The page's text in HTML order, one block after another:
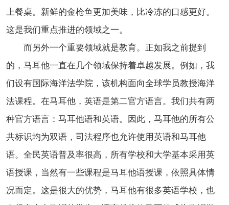
上餐桌。新鲜的金枪鱼更加美味，比冷冻的口感更好。
这是我们重点推进的领域之一。
而另外一个重要领域就是教育。正如我之前提到
的，马耳他一直在几个领域保持着卓越发展。例如，我
们设有国际海洋法学院，该机构面向全球学员教授海洋
法课程。在马耳他，英语是第二官方语言。我们共有两
种官方语言：马耳他语和英语。因此，马耳他的所有公
共标识均为双语，司法程序也允许使用英语和马耳他
语。全民英语普及率很高，所有学校和大学基本采用英
语授课，当然有一些课程是马耳他语授课，依照具体情
况而定。这是很大的优势，马耳他有很多英语学校，也